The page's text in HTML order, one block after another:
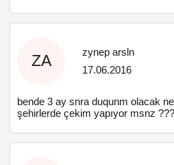
ZA
zynep arsln
17.06.2016
bende 3 ay snra duqunm olacak
şehirlerde çekim yapıyor msnz ???